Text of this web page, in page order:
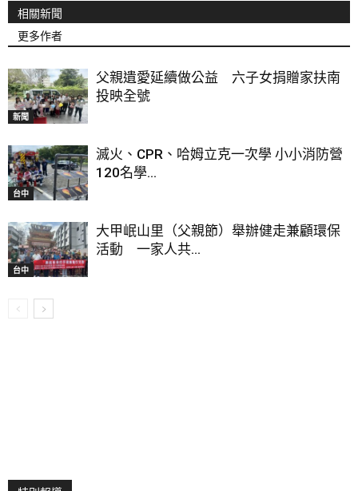
相關新聞
更多作者
新聞
父親遺愛延續做公益 六子女捐贈家扶南
投映全號
台中
滅火、CPR、哈姆立克一次學 小小消防營
120名學...
台中
大甲岷山里（父親節）舉辦健走兼顧環保
活動 一家人共...